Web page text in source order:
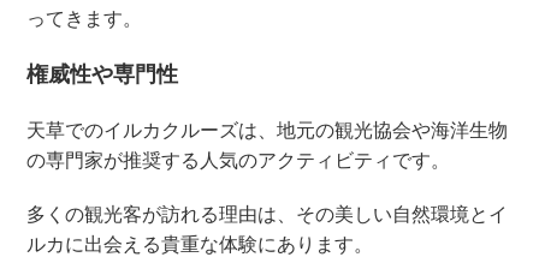
ってきます。
権威性や専門性
天草でのイルカクルーズは、地元の観光協会や海洋生物
の専門家が推奨する人気のアクティビティです。
多くの観光客が訪れる理由は、その美しい自然環境とイ
ルカに出会える貴重な体験にあります。